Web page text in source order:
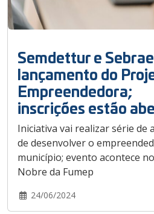
Semdettur e
lançamento do
Empreendedora;
inscrições estão
Iniciativa vai realizar série de
de desenvolver o
município; evento acontece
Nobre da Fumep
24/06/2024